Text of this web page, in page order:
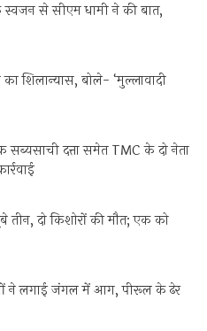
स्वजन से सीएम धामी ने की बात,
शिलान्यास, बोले- ‘मुल्लावादी
सब्यसाची दत्ता समेत TMC के दो नेता
दो किशोरों की मौत; एक को
ने लगाई जंगल में आग, पीरूल के ढेर